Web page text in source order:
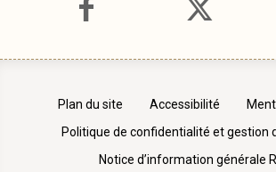
Plan du site Accessibilité
Politique de confidentialité et gestion
Notice d’information générale